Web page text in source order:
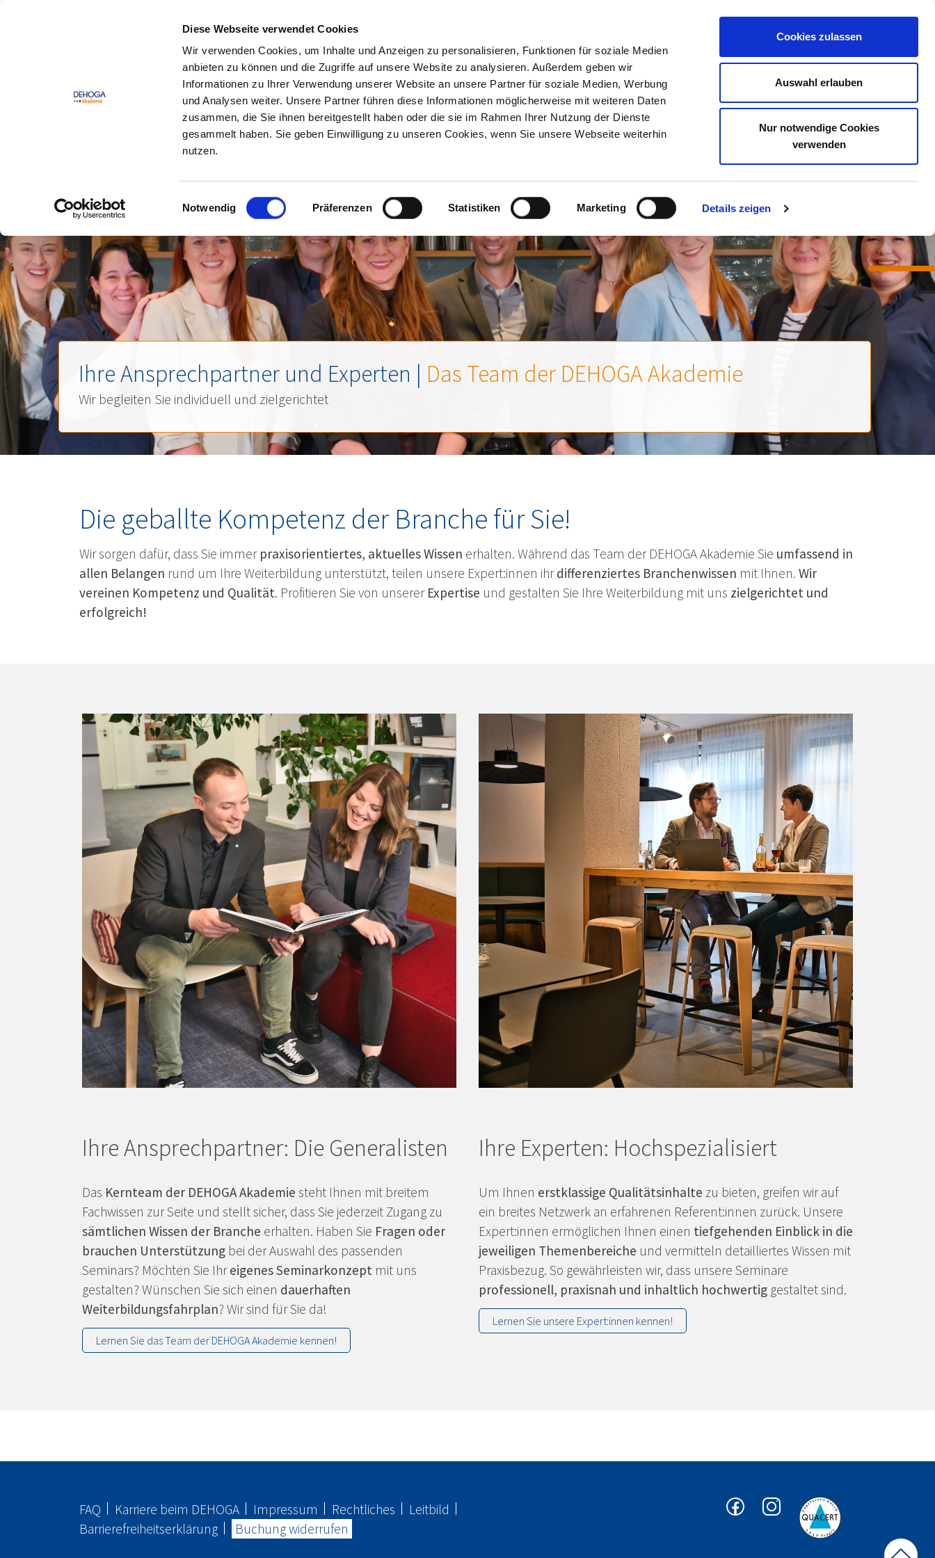
Diese Webseite verwendet Cookies
Wir verwenden Cookies, um Inhalte und Anzeigen zu personalisieren, Funktionen für soziale Medien
anbieten zu können und die Zugriffe auf unsere Website zu analysieren. Außerdem geben wir
Informationen zu Ihrer Verwendung unserer Website an unsere Partner für soziale Medien, Werbung
und Analysen weiter. Unsere Partner führen diese Informationen möglicherweise mit weiteren Daten
zusammen, die Sie ihnen bereitgestellt haben oder die sie im Rahmen Ihrer Nutzung der Dienste
gesammelt haben. Sie geben Einwilligung zu unseren Cookies, wenn Sie unsere Webseite weiterhin
nutzen.
Einwilligungsauswahl
Notwendig Präferenzen Statistiken Marketing Details zeigen
Cookies zulassen
Auswahl erlauben
Nur notwendige Cookies
verwenden
DEHOGA
Lernwelt
Offene
Seminare
Inhouse-
Trainings
Ausbildungs-
begleitung
Kostenfreie
Beratung
Ihre Ansprechpartner und Experten | Das Team der DEHOGAAkademie
Wir begleiten Sie individuell und zielgerichtet
Die geballte Kompetenz der Branche für Sie!
Wir sorgen dafür, dass Sie immer praxisorientiertes, aktuelles Wissen erhalten. Während das Team der DEHOGAAkademie Sie umfassend in
allen Belangen rund um Ihre Weiterbildung unterstützt, teilen unsere Expert:innen ihrdifferenziertes Branchenwissen mit Ihnen. Wir
vereinen Kompetenz und Qualität. Profitieren Sie von unserer Expertise und gestalten Sie Ihre Weiterbildung mit uns zielgerichtet und
erfolgreich!
Ihre Ansprechpartner: Die Generalisten
Das Kernteam der DEHOGAAkademie steht Ihnen mit breitem
Fachwissen zur Seite und stellt sicher, dass Sie jederzeit Zugang zu
sämtlichen Wissen der Branche erhalten. Haben Sie Fragen oder
brauchen Unterstützung bei der Auswahl des passenden
Seminars? Möchten Sie Ihreigenes Seminarkonzept mit uns
gestalten? Wünschen Sie sich einen dauerhaften
Weiterbildungsfahrplan? Wir sind für Sie da!
Lernen Sie das Team der DEHOGAAkademie kennen!
Ihre Experten: Hochspezialisiert
Um Ihnen erstklassige Qualitätsinhalte zu bieten, greifen wir auf
ein breites Netzwerk an erfahrenen Referent:innen zurück. Unsere
Expert:innen ermöglichen Ihnen einen tiefgehenden Einblick in die
jeweiligen Themenbereiche und vermitteln detailliertes Wissen mit
Praxisbezug. So gewährleisten wir, dass unsere Seminare
professionell, praxisnah und inhaltlich hochwertig gestaltet sind.
Lernen Sie unsere Expert:innen kennen!
FAQ Karriere beim DEHOGA Impressum Rechtliches
Leitbild
Barrierefreiheitserklärung
Buchung widerrufen